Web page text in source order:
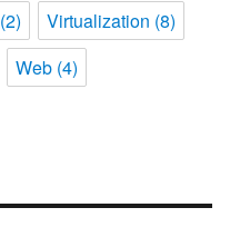
(2) Virtualization (8)
Web (4)